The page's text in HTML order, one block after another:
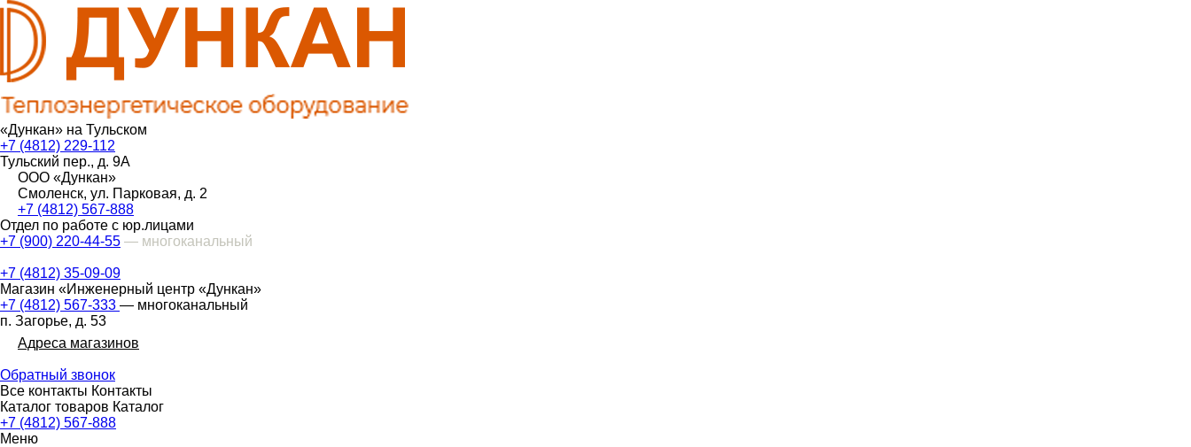
«Дункан» на Тульском
+7 (4812) 229-112
Тульский пер., д. 9А
ООО «Дункан»
Смоленск, ул. Парковая, д. 2
+7 (4812) 567-888
Отдел по работе с юр.лицами
+7 (900) 220-44-55 — многоканальный
+7 (4812) 35-09-09
Магазин «Инженерный центр «Дункан»
+7 (4812) 567-333 — многоканальный
п. Загорье, д. 53
Адреса магазинов
Обратный звонок
Все контакты Контакты
Каталог товаров Каталог
+7 (4812) 567-888
Меню